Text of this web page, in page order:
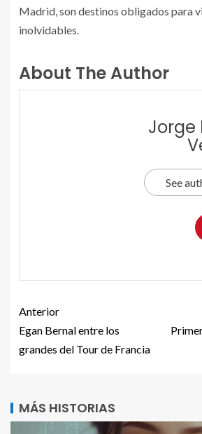
Madrid, son destinos obligados para
inolvidables.
About The Author
Jorge
See
Anterior
Egan Bernal entre los
grandes del Tour de Francia
MÁS HISTORIAS